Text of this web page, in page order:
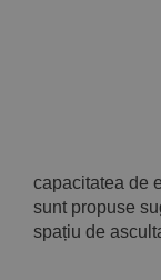
capacitatea de
sunt propuse
spațiu de